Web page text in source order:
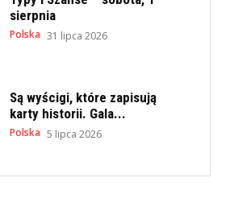
sierpnia
Polska 31 lipca 2026
Są wyścigi, które zapisują
karty historii. Gala...
Polska 5 lipca 2026